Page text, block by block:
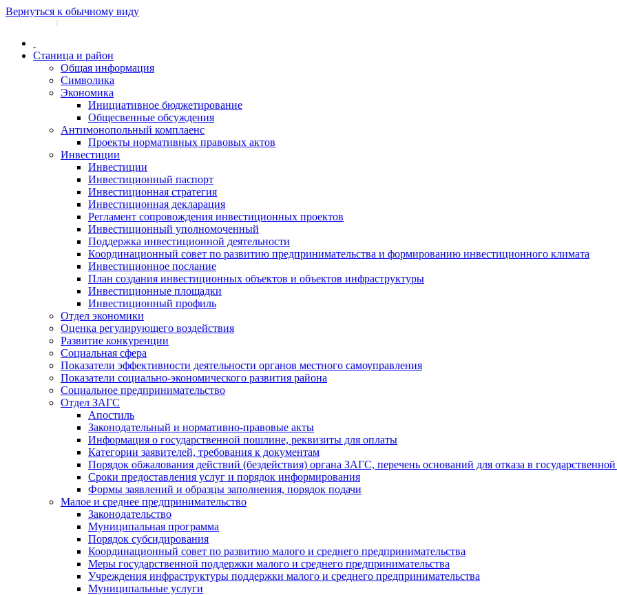
Вернуться к обычному виду
|
Станица и район
Общая информация
Символика
Экономика
Инициативное бюджетирование
Общесвенные обсуждения
Антимонопольный комплаенс
Проекты нормативных правовых актов
Инвестиции
Инвестиции
Инвестиционный паспорт
Инвестиционная стратегия
Инвестиционная декларация
Регламент сопровождения инвестиционных проектов
Инвестиционный уполномоченный
Поддержка инвестиционной деятельности
Координационный совет по развитию предпринимательства и формированию инвестиционного климата
Инвестиционное послание
План создания инвестиционных объектов и объектов инфраструктуры
Инвестиционные площадки
Инвестиционный профиль
Отдел экономики
Оценка регулирующего воздействия
Развитие конкуренции
Социальная сфера
Показатели эффективности деятельности органов местного самоуправления
Показатели социально-экономического развития района
Социальное предпринимательство
Отдел ЗАГС
Апостиль
Законодательный и нормативно-правовые акты
Информация о государственной пошлине, реквизиты для оплаты
Категории заявителей, требования к документам
Порядок обжалования действий (бездействия) органа ЗАГС, перечень оснований для отказа в
Сроки предоставления услуг и порядок информирования
Формы заявлений и образцы заполнения, порядок подачи
Малое и среднее предпринимательство
Законодательство
Муниципальная программа
Порядок субсидирования
Координационный совет по развитию малого и среднего предпринимательства
Меры государственной поддержки малого и среднего предпринимательства
Учреждения инфраструктуры поддержки малого и среднего предпринимательства
Муниципальные услуги